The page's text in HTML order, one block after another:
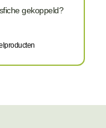
gekoppeld?